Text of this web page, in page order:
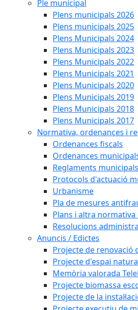
Ple municipal
Plens municipals 2026
Plens municipals 2025
Plens Municipals 2024
Plens Municipals 2023
Plens Municipals 2022
Plens Municipals 2021
Plens Municipals 2020
Plens Municipals 2019
Plens Municipals 2018
Plens Municipals 2017
Normativa, ordenances i
Ordenances fiscals
Ordenances
Reglaments municipals
Protocols d'actuació
Urbanisme
Pla de mesures
Plans i altra
Resolucions
Anuncis / Edictes
Projecte de renovació
Projecte d'espai
Memòria valorada
Projecte biomassa
Projecte de la